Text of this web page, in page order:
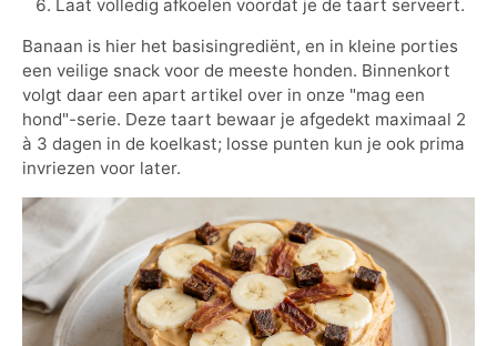
Laat volledig afkoelen voordat je de taart serveert.
Banaan is hier het basisingrediënt, en in kleine porties
een veilige snack voor de meeste honden. Binnenkort
volgt daar een apart artikel over in onze "mag een
hond"-serie. Deze taart bewaar je afgedekt maximaal 2
à 3 dagen in de koelkast; losse punten kun je ook prima
invriezen voor later.